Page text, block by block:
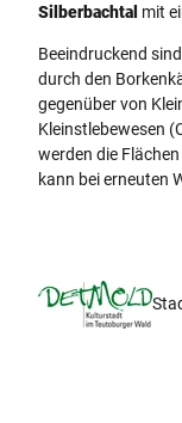
Silberbachtal mit
Beeindruckend
durch den
gegenüber von
Kleinstlebewesen
werden die
kann bei erneuten